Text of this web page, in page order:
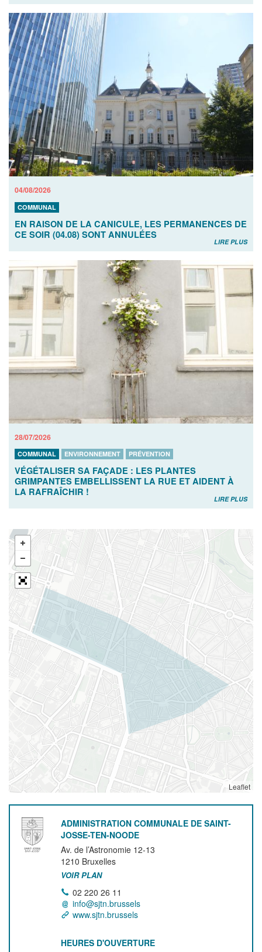
04/08/2026
COMMUNAL
EN RAISON DE LA CANICULE, LES PERMANENCES DE
CE SOIR (04.08) SONT ANNULÉES
LIRE PLUS
28/07/2026
COMMUNAL ENVIRONNEMENT PRÉVENTION
VÉGÉTALISER SA FAÇADE : LES PLANTES
GRIMPANTES EMBELLISSENT LA RUE ET AIDENT À
LA RAFRAÎCHIR !
LIRE PLUS
Leaflet
ADMINISTRATION COMMUNALE DE SAINT-
JOSSE-TEN-NOODE
Av. de l’Astronomie 12-13
1210 Bruxelles
VOIR PLAN
02 220 26 11
info@sjtn.brussels
www.sjtn.brussels
HEURES D'OUVERTURE